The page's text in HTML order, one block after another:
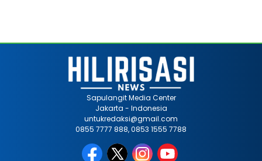
Sapulangit Media Center
Jakarta - Indonesia
untukredaksi@gmail.com
0855 7777 888, 0853 1555 7788